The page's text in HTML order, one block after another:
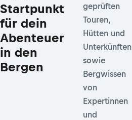
Startpunkt
für dein
Abenteuer
in den
Bergen
geprüften
Touren,
Hütten und
Unterkünften
sowie
Bergwissen
von
Expertinnen
und